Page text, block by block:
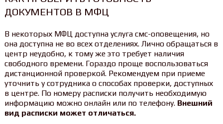
ДОКУМЕНТОВ В МФЦ
В некоторых МФЦ доступна услуга смс-оповещения, но
она доступна не во всех отделениях. Лично обращаться в
центр неудобно, к тому же это требует наличия
свободного времени. Гораздо проще воспользоваться
дистанционной проверкой. Рекомендуем при приеме
уточнить у сотрудника о способах проверки, доступных
в центре. По номеру расписки получить необходимую
информацию можно онлайн или по телефону. Внешний
вид расписки может отличаться.